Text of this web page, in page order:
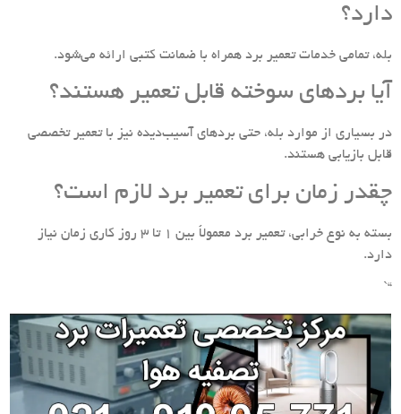
دارد؟
بله، تمامی خدمات تعمیر برد همراه با ضمانت کتبی ارائه می‌شود.
آیا بردهای سوخته قابل تعمیر هستند؟
در بسیاری از موارد بله، حتی بردهای آسیب‌دیده نیز با تعمیر تخصصی
قابل بازیابی هستند.
چقدر زمان برای تعمیر برد لازم است؟
بسته به نوع خرابی، تعمیر برد معمولاً بین 1 تا 3 روز کاری زمان نیاز
دارد.
“`